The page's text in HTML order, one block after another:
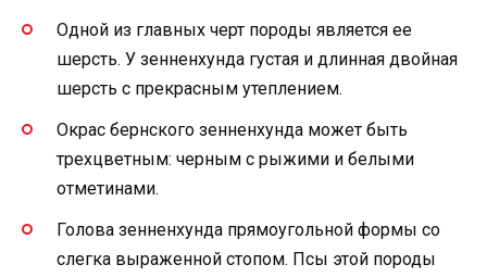
Одной из главных черт породы является ее
шерсть. У зенненхунда густая и длинная двойная
шерсть с прекрасным утеплением.
Окрас бернского зенненхунда может быть
трехцветным: черным с рыжими и белыми
отметинами.
Голова зенненхунда прямоугольной формы со
слегка выраженной стопом. Псы этой породы